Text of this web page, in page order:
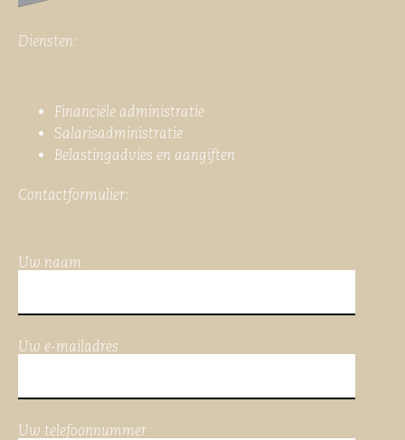
Diensten:
Financiële administratie
Salarisadministratie
Belastingadvies en aangiften
Contactformulier:
Uw naam
Uw e-mailadres
Uw telefoonnummer